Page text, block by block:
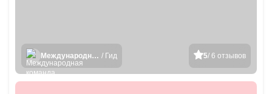
5/ 6 отзывов
Международная команда гидов / Гид